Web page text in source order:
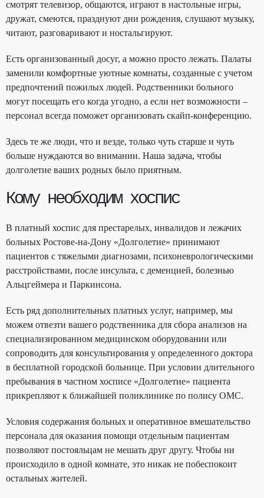
смотрят телевизор, общаются, играют в настольные игры,
дружат, смеются, празднуют дни рождения, слушают музыку,
читают, разговаривают и ностальгируют.
Есть организованный досуг, а можно просто лежать. Палаты
заменили комфортные уютные комнаты, созданные с учетом
предпочтений пожилых людей. Родственники больного
могут посещать его когда угодно, а если нет возможности –
персонал всегда поможет организовать скайп-конференцию.
Здесь те же люди, что и везде, только чуть старше и чуть
больше нуждаются во внимании. Наша задача, чтобы
долголетие ваших родных было приятным.
Кому необходим хоспис
В платный хоспис для престарелых, инвалидов и лежачих
больных Ростове-на-Дону «Долголетие» принимают
пациентов с тяжелыми диагнозами, психоневрологическими
расстройствами, после инсульта, с деменцией, болезнью
Альцгеймера и Паркинсона.
Есть ряд дополнительных платных услуг, например, мы
можем отвезти вашего родственника для сбора анализов на
специализированном медицинском оборудовании или
сопроводить для консультирования у определенного доктора
в бесплатной городской больнице. При условии длительного
пребывания в частном хосписе «Долголетие» пациента
прикрепляют к ближайшей поликлинике по полису ОМС.
Условия содержания больных и оперативное вмешательство
персонала для оказания помощи отдельным пациентам
позволяют постояльцам не мешать друг другу. Чтобы ни
происходило в одной комнате, это никак не побеспокоит
остальных жителей.